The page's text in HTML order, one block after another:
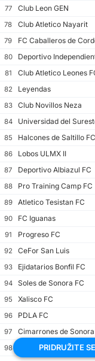
77
Club Leon GEN
78
Club Atletico Nayarit
79
FC Caballeros de
80
Deportivo
81
Club Atletico Leones
82
Leyendas
83
Club Novillos Neza
84
Universidad del
85
Halcones de Saltillo FC
86
Lobos ULMX II
87
Deportivo Albiazul FC
88
Pro Training Camp FC
89
Atletico Tesistan FC
90
FC Iguanas
91
Progreso FC
92
CeFor San Luis
93
Ejidatarios Bonfil FC
94
Soles de Sonora FC
95
Xalisco FC
96
PDLA FC
97
Cimarrones de Sonora
98
Club Legado del
PRIDRUŽITE